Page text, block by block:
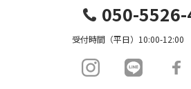
050-
受付時間（平日）10:00-